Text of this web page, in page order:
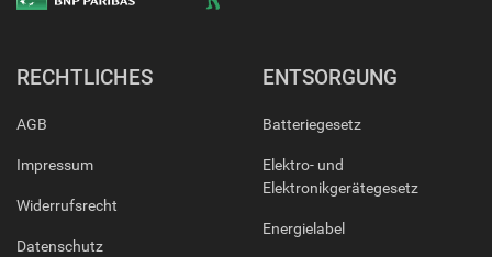
RECHTLICHES
AGB
Impressum
Widerrufsrecht
Datenschutz
ENTSORGUNG
Batteriegesetz
Elektro- und
Elektronikgerätegesetz
Energielabel